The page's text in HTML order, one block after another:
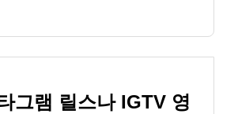
그램 릴스나 IGTV 영